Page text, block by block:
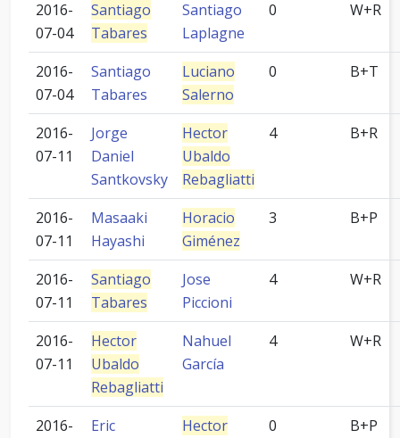
2016-
07-04
Santiago
Tabares
Santiago
Laplagne
0 W+R
2016-
07-04
Santiago
Tabares
Luciano
Salerno
0 B+T
2016-
07-11
Jorge
Daniel
Santkovsky
Hector
Ubaldo
Rebagliatti
4 B+R
2016-
07-11
Masaaki
Hayashi
Horacio
Giménez
3 B+P
2016-
07-11
Santiago
Tabares
Jose
Piccioni
4 W+R
2016-
07-11
Hector
Ubaldo
Rebagliatti
Nahuel
García
4 W+R
2016-
Eric
Hector
0 B+P